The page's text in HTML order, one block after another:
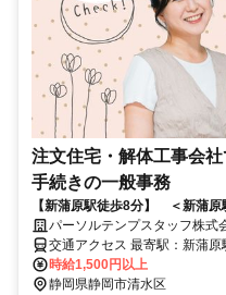
注文住宅・解体工事会
手続きの一般事務
【新蒲原駅徒歩8分】 ＜新蒲
／一般事務】
パーソルテンプスタッフ株式
交通アクセス 最寄駅：新蒲原駅 ＪＲ東海道本線(熱海－米原) 新
駅 徒歩8分 ＪＲ東海道本線(
も車5分で立地◎新富士駅からは車１5分 車通勤可
時給1,500円以上
静岡県静岡市清水区